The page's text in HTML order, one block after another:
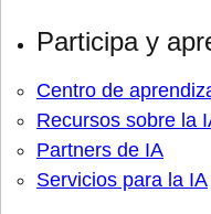
Participa y
Centro de
Recursos sobre la
Partners de IA
Servicios para la IA